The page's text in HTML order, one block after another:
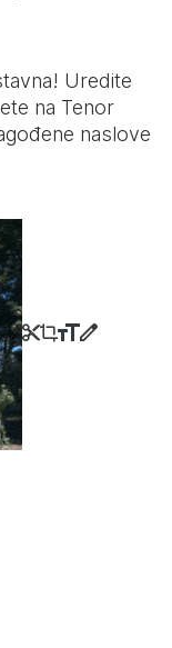
Uredite
na Tenor
naslove